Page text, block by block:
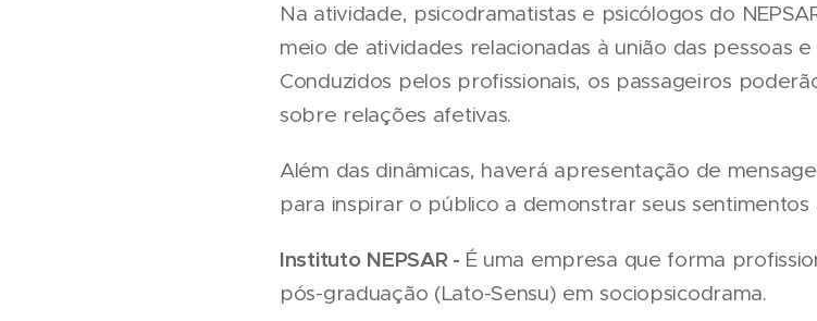
Na atividade, psicodramatistas e psicólogos do
meio de atividades relacionadas à união das pessoas
Conduzidos pelos profissionais, os passageiros
sobre relações afetivas.
Além das dinâmicas, haverá apresentação de
para inspirar o público a demonstrar seus sentimentos
Instituto NEPSAR - É uma empresa que forma
pós-graduação (Lato-Sensu) em sociopsicodrama.